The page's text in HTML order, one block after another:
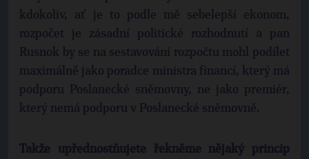
kdokoliv, ať je to podle mě sebelepší ekonom,
rozpočet je zásadní politické rozhodnutí a pan
Rusnok by se na sestavování rozpočtu mohl podílet
maximálně jako poradce ministra financí, který má
podporu Poslanecké sněmovny, ne jako premiér,
který nemá podporu v Poslanecké sněmovně.
Takže upřednostňujete řekněme nějaký princip